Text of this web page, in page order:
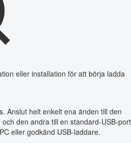
eller installation för att börja ladda
Anslut helt enkelt ena änden till den
den andra till en standard-USB-port
eller godkänd USB-laddare.